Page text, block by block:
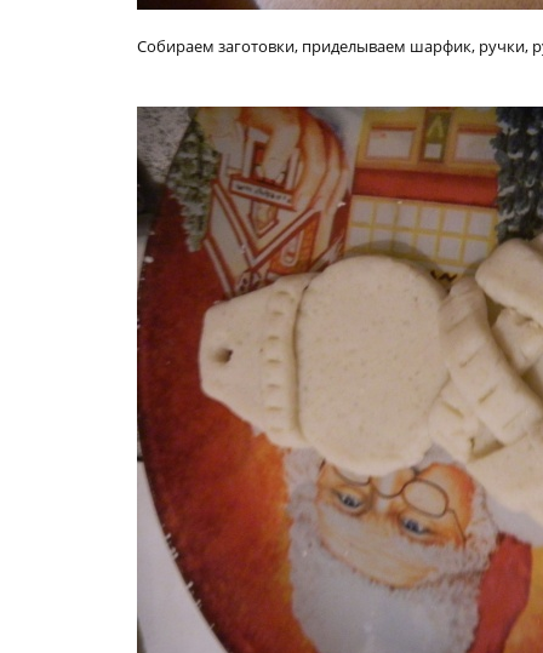
Собираем заготовки, приделываем шарфик, ручки,